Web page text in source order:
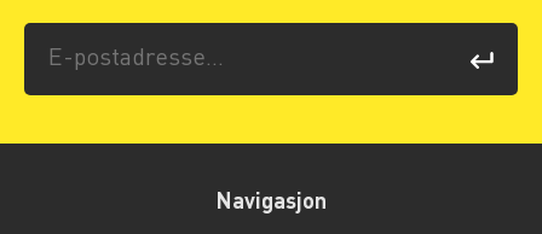
Navigasjon